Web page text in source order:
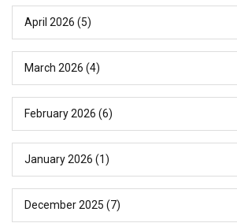
April 2026 (5)
March 2026 (4)
February 2026 (6)
January 2026 (1)
December 2025 (7)